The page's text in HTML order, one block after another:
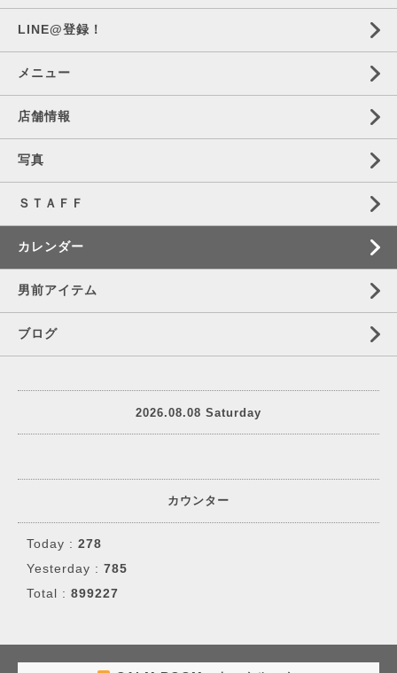
LINE@登録！
メニュー
店舗情報
写真
ＳＴＡＦＦ
カレンダー
男前アイテム
ブログ
2026.08.08 Saturday
カウンター
Today : 278
Yesterday : 785
Total : 899227